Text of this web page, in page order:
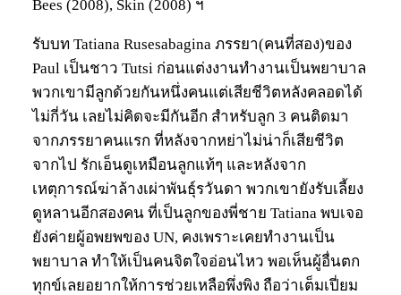
Bees (2008), Skin (2008) ฯ
รับบท Tatiana Rusesabagina ภรรยา(คนที่สอง)ของ
Paul เป็นชาว Tutsi ก่อนแต่งงานทำงานเป็นพยาบาล
พวกเขามีลูกด้วยกันหนึ่งคนแต่เสียชีวิตหลังคลอดได้
ไม่กี่วัน เลยไม่คิดจะมีกันอีก สำหรับลูก 3 คนติดมา
จากภรรยาคนแรก ที่หลังจากหย่าไม่น่าก็เสียชีวิต
จากไป รักเอ็นดูเหมือนลูกแท้ๆ และหลังจาก
เหตุการณ์ฆ่าล้างเผ่าพันธุ์รวันดา พวกเขายังรับเลี้ยง
ดูหลานอีกสองคน ที่เป็นลูกของพี่ชาย Tatiana พบเจอ
ยังค่ายผู้อพยพของ UN, คงเพราะเคยทำงานเป็น
พยาบาล ทำให้เป็นคนจิตใจอ่อนไหว พอเห็นผู้อื่นตก
ทุกข์เลยอยากให้การช่วยเหลือพึ่งพิง ถือว่าเต็มเปี่ยม